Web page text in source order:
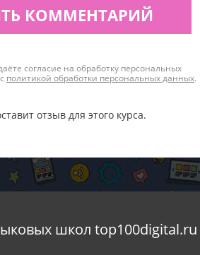
КОММЕНТАРИЙ
согласие на обработку персональных
политикой обработки персональных данных.
отзыв для этого курса.
школ top100digital.ru